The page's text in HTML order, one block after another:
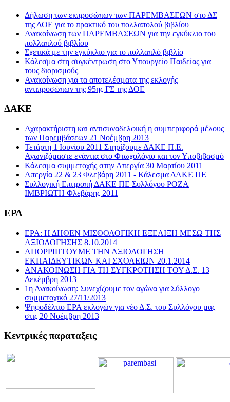
Δήλωση των εκπροσώπων των ΠΑΡΕΜΒΑΣΕΩΝ στο ΔΣ
της ΔΟΕ για το πρακτικό του πολλαπολού βιβλίου
Ανακοίνωση των ΠΑΡΕΜΒΑΣΕΩΝ για την εγκύκλιο του
πολλαπλού βιβλίου
Σχετικά με την εγκύκλιο για το πολλαπλό βιβλίο
Κάλεσμα στη συγκέντρωση στο Υπουργείο Παιδείας για
τους διορισμούς
Ανακοίνωση για τα αποτελέσματα της εκλογής
αντιπροσώπων της 95ης ΓΣ της ΔΟΕ
ΔΑΚΕ
Αχαρακτήριστη και αντισυναδελφική η συμπεριφορά μέλους
των Παρεμβάσεων 21 Νοέμβρη 2013
Τετάρτη 1 Ιουνίου 2011 Στηρίζουμε ΔΑΚΕ Π.Ε.
Αγωνιζόμαστε ενάντια στο Φτωχολόγιο και τον Υποβιβασμό
Κάλεσμα συμμετοχής στην Απεργία 30 Μαρτίου 2011
Απεργία 22 & 23 Φλεβάρη 2011 - Κάλεσμα ΔΑΚΕ ΠΕ
Συλλογική Επιτροπή ΔΑΚΕ ΠΕ Συλλόγου ΡΟΖΑ
ΙΜΒΡΙΩΤΗ Φλεβάρης 2011
ΕΡΑ
ΕΡΑ: Η ΔΗΘΕΝ ΜΙΣΘΟΛΟΓΙΚΗ ΕΞΕΛΙΞΗ ΜΕΣΩ ΤΗΣ
ΑΞΙΟΛΟΓΗΣΗΣ 8.10.2014
ΑΠΟΡΡΙΠΤΟΥΜΕ ΤΗΝ ΑΞΙΟΛΟΓΗΣΗ
ΕΚΠΑΙΔΕΥΤΙΚΩΝ ΚΑΙ ΣΧΟΛΕΙΩΝ 20.1.2014
ΑΝΑΚΟΙΝΩΣΗ ΓΙΑ ΤΗ ΣΥΓΚΡΟΤΗΣΗ ΤΟΥ Δ.Σ. 13
Δεκέμβρη 2013
1η Ανακοίνωση: Συνεχίζουμε τον αγώνα για Σύλλογο
συμμετοχικό 27/11/2013
Ψηφοδέλτιο ΕΡΑ εκλογών για νέο Δ.Σ. του Συλλόγου μας
στις 20 Νοέμβρη 2013
Κεντρικές παραταξεις